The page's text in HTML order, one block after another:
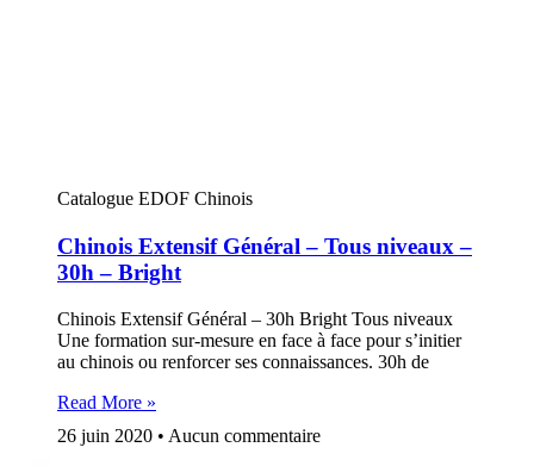
Catalogue EDOF Chinois
Chinois Extensif Général – Tous niveaux –
30h – Bright
Chinois Extensif Général – 30h Bright Tous niveaux
Une formation sur-mesure en face à face pour s’initier
au chinois ou renforcer ses connaissances. 30h de
Read More »
26 juin 2020
Aucun commentaire